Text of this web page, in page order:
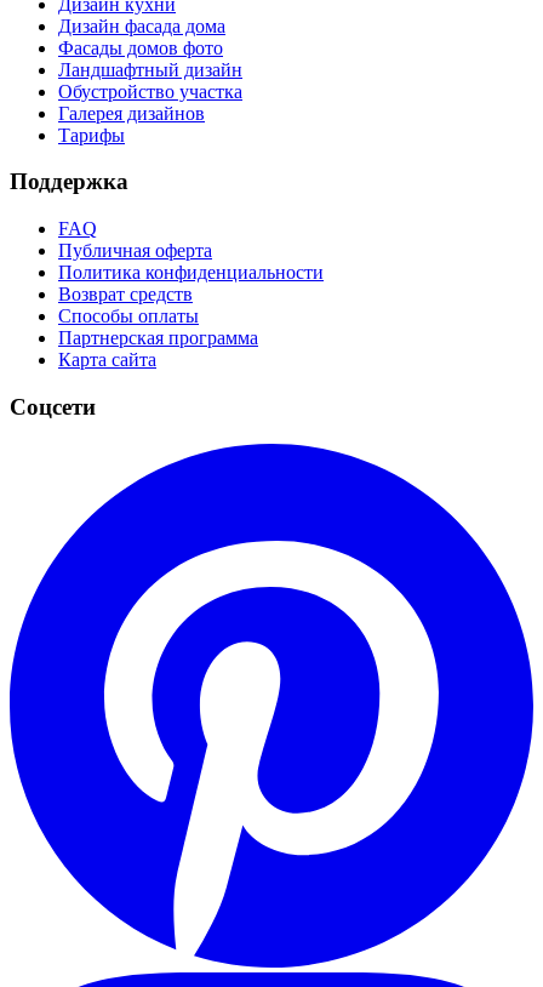
Дизайн фасада дома
Фасады домов фото
Ландшафтный дизайн
Обустройство участка
Галерея дизайнов
Тарифы
Поддержка
FAQ
Публичная оферта
Политика конфиденциальности
Возврат средств
Способы оплаты
Партнерская программа
Карта сайта
Соцсети